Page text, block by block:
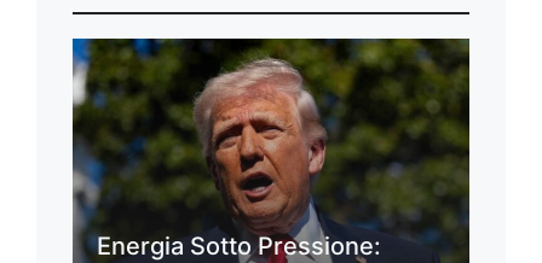
Energia Sotto Pressione: